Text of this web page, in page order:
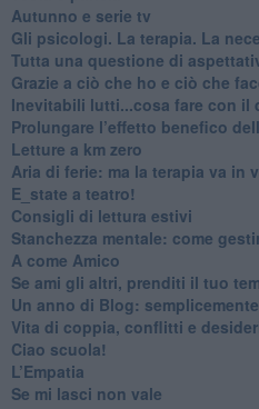
​Autunno e serie tv
​Gli psicologi. La terapia. La
​Tutta una questione di
​Grazie a ciò che ho e ciò che
​Inevitabili lutti...cosa fare con il
Prolungare l’effetto benefico
​Letture a km zero
​Aria di ferie: ma la terapia va in
​E_state a teatro!
​Consigli di lettura estivi
​Stanchezza mentale: come
​A come Amico
​Se ami gli altri, prenditi il tuo
​Un anno di Blog:
​Vita di coppia, conflitti e
​Ciao scuola!
​L’Empatia
​Se mi lasci non vale